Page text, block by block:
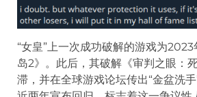
“女皇”上一次成功破解的游戏为
岛2》。此后，其破解《审判之眼：
滞，并在全球游戏论坛传出“金盆洗